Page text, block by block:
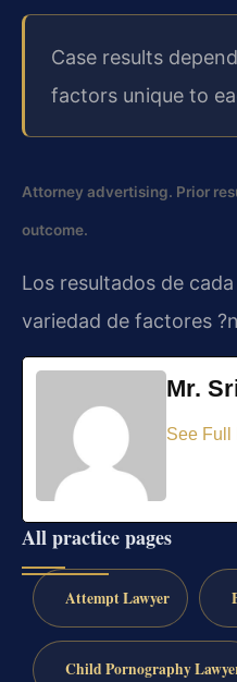
Case results
factors unique to
Attorney advertising. Prior
outcome.
Los resultados de
variedad de factores
Mr.
See Full
All practice pages
Attempt Lawyer
Child Pornography